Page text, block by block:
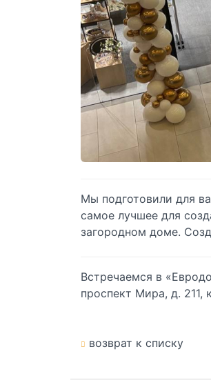
Мы подготовили для
самое лучшее для
загородном доме.
Встречаемся в
проспект Мира, д.
возврат к списку